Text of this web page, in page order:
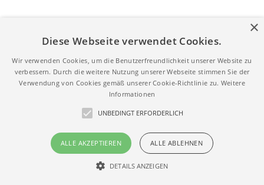
×
Diese Webseite verwendet Cookies.
Wir verwenden Cookies, um die Benutzerfreundlichkeit unserer Website zu
verbessern. Durch die weitere Nutzung unserer Webseite stimmen Sie der
Verwendung von Cookies gemäß unserer Cookie-Richtlinie zu. Weitere
Informationen
UNBEDINGT ERFORDERLICH
ALLE AKZEPTIEREN ALLE ABLEHNEN
DETAILS ANZEIGEN